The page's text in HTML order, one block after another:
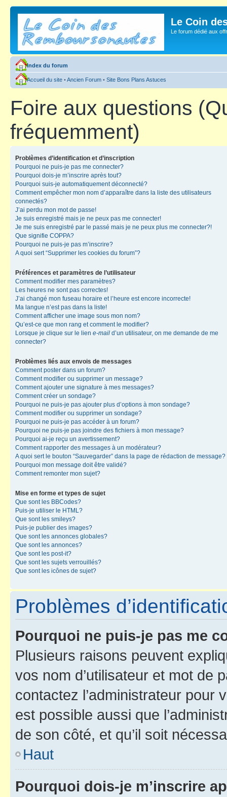
Le Coin
Le forum dédié aux
Index du forum
Accueil du site •Ancien Forum • Site Bons Plans Astuces
Foire aux questions
fréquemment)
Problèmes d’identification et d’inscription
Pourquoi ne puis-je pas me connecter?
Pourquoi dois-je m’inscrire après tout?
Pourquoi suis-je automatiquement déconnecté?
Comment empêcher mon nom d’apparaître dans la liste des utilisateurs
connectés?
J’ai perdu mon mot de passe!
Je suis enregistré mais je ne peux pas me connecter!
Je me suis enregistré par le passé mais je ne peux plus me connecter?!
Que signifie COPPA?
Pourquoi ne puis-je pas m’inscrire?
A quoi sert “Supprimer les cookies du forum”?
Préférences et paramètres de l’utilisateur
Comment modifier mes paramètres?
Les heures ne sont pas correctes!
J’ai changé mon fuseau horaire et l’heure est encore incorrecte!
Ma langue n’est pas dans la liste!
Comment afficher une image sous mon nom?
Qu’est-ce que mon rang et comment le modifier?
Lorsque je clique sur le lien e-mail d’un utilisateur, on me demande de me
connecter?
Problèmes liés aux envois de messages
Comment poster dans un forum?
Comment modifier ou supprimer un message?
Comment ajouter une signature à mes messages?
Comment créer un sondage?
Pourquoi ne puis-je pas ajouter plus d’options à mon sondage?
Comment modifier ou supprimer un sondage?
Pourquoi ne puis-je pas accéder à un forum?
Pourquoi ne puis-je pas joindre des fichiers à mon message?
Pourquoi ai-je reçu un avertissement?
Comment rapporter des messages à un modérateur?
A quoi sert le bouton “Sauvegarder” dans la page de rédaction de message?
Pourquoi mon message doit être validé?
Comment remonter mon sujet?
Mise en forme et types de sujet
Que sont les BBCodes?
Puis-je utiliser le HTML?
Que sont les smileys?
Puis-je publier des images?
Que sont les annonces globales?
Que sont les annonces?
Que sont les post-it?
Que sont les sujets verrouillés?
Que sont les icônes de sujet?
Problèmes
Pourquoi ne puis-je pas me
Plusieurs raisons peuvent
vos nom d’utilisateur et mot de
contactez l’administrateur pour
est possible aussi que
de son côté, et qu’il soit
Haut
Pourquoi dois-je m’inscrire